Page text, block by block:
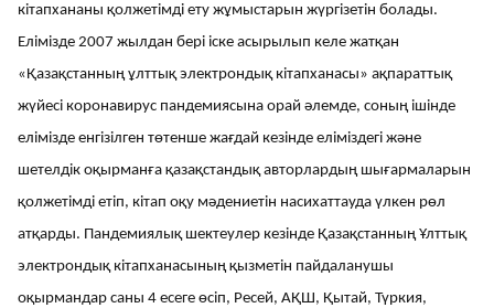
кітапхананы қолжетімді ету жұмыстарын жүргізетін болады.
Елімізде 2007 жылдан бері іске асырылып келе жатқан
«Қазақстанның ұлттық электрондық кітапханасы» ақпараттық
жүйесі коронавирус пандемиясына орай әлемде, соның ішінде
елімізде енгізілген төтенше жағдай кезінде еліміздегі және
шетелдік оқырманға қазақстандық авторлардың шығармаларын
қолжетімді етіп, кітап оқу мәдениетін насихаттауда үлкен рөл
атқарды. Пандемиялық шектеулер кезінде Қазақстанның Ұлттық
электрондық кітапханасының қызметін пайдаланушы
оқырмандар саны 4 есеге өсіп, Ресей, АҚШ, Қытай, Түркия,